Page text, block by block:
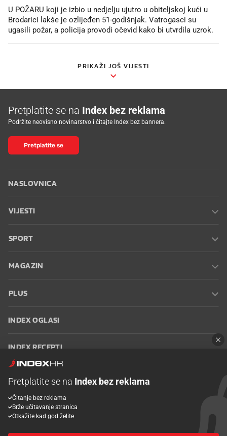
U POŽARU koji je izbio u nedjelju ujutro u obiteljskoj kući u
Brodarici lakše je ozlijeđen 51-godišnjak. Vatrogasci su
ugasili požar, a policija provodi očevid kako bi utvrdila uzrok.
PRIKAŽI JOŠ VIJESTI
Pretplatite se na Index bez reklama
Podržite neovisno novinarstvo i čitajte Index bez bannera.
Pretplatite se
NASLOVNICA
VIJESTI
SPORT
MAGAZIN
PLUS
INDEX OGLASI
INDEX RECEPTI
Oglašavanje Zaposli se na Indexu
korištenja
Postavke kolačića
Pretplatite se na Index bez reklama
Čitanje bez reklama
Brže učitavanje stranica
Otkažite kad god želite